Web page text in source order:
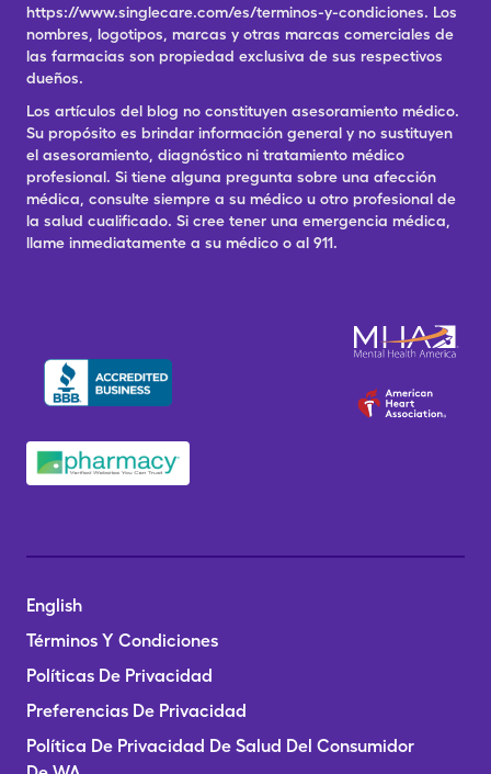
https://www.singlecare.com/es/terminos-y-condiciones. Los
nombres, logotipos, marcas y otras marcas comerciales de
las farmacias son propiedad exclusiva de sus respectivos
dueños.
Los artículos del blog no constituyen asesoramiento médico.
Su propósito es brindar información general y no sustituyen
el asesoramiento, diagnóstico ni tratamiento médico
profesional. Si tiene alguna pregunta sobre una afección
médica, consulte siempre a su médico u otro profesional de
la salud cualificado. Si cree tener una emergencia médica,
llame inmediatamente a su médico o al 911.
English
Términos Y Condiciones
Políticas De Privacidad
Preferencias De Privacidad
Política De Privacidad De Salud Del Consumidor